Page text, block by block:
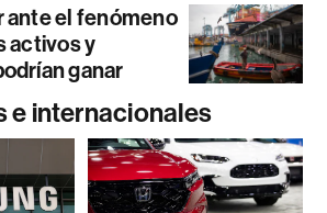
ante el fenómeno
activos y
ganar
e internacionales